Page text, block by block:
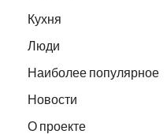
Кухня
Люди
Наиболее популярное
Новости
О проекте